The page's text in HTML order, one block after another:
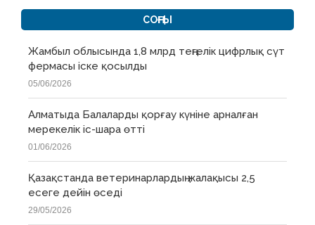
СОҢҒЫ
Жамбыл облысында 1,8 млрд теңгелік цифрлық сүт
фермасы іске қосылды
05/06/2026
Алматыда Балаларды қорғау күніне арналған
мерекелік іс-шара өтті
01/06/2026
Қазақстанда ветеринарлардың жалақысы 2,5
есеге дейін өседі
29/05/2026